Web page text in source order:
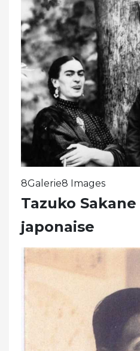
8Galerie8 Images
Tazuko
japonaise